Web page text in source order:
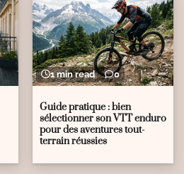
1 min read 0
Guide pratique : bien
sélectionner son VTT enduro
pour des aventures tout-
terrain réussies